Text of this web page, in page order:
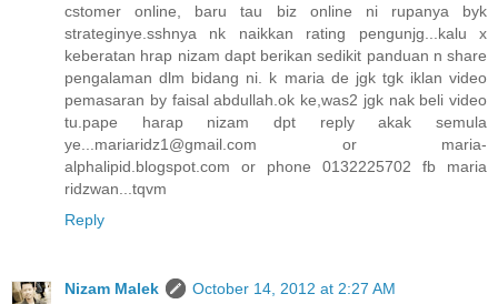
cstomer online, baru tau biz online ni rupanya byk
strateginye.sshnya nk naikkan rating pengunjg...kalu x
keberatan hrap nizam dapt berikan sedikit panduan n share
pengalaman dlm bidang ni. k maria de jgk tgk iklan video
pemasaran by faisal abdullah.ok ke,was2 jgk nak beli video
tu.pape harap nizam dpt reply akak semula
ye...mariaridz1@gmail.com or maria-
alphalipid.blogspot.com or phone 0132225702 fb maria
ridzwan...tqvm
Reply
Nizam Malek
October 14, 2012 at 2:27 AM